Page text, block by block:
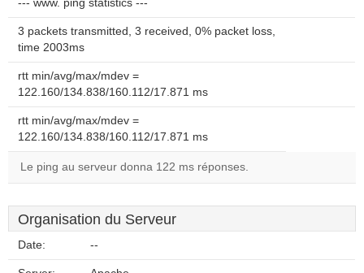
--- www. ping statistics ---
3 packets transmitted, 3 received, 0% packet loss,
time 2003ms
rtt min/avg/max/mdev =
122.160/134.838/160.112/17.871 ms
rtt min/avg/max/mdev =
122.160/134.838/160.112/17.871 ms
Le ping au serveur donna 122 ms réponses.
Organisation du Serveur
Date: --